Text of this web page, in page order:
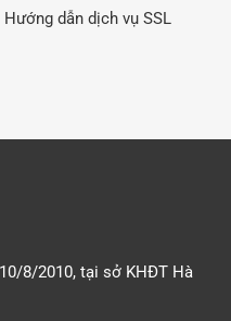
Hướng dẫn dịch vụ SSL
8/2010, tại sở KHĐT Hà